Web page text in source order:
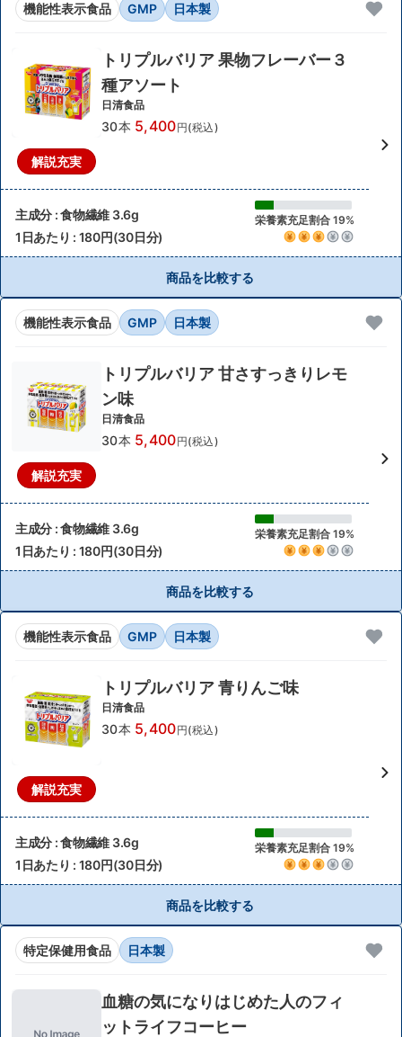
機能性表示食品 GMP 日本製
解説充実
トリプルバリア 果物フレーバー３
種アソート
日清食品
30本 5,400円(税込)
主成分 : 食物繊維 3.6g 栄養素充足割合 19%
1日あたり : 180円(30日分)
商品を比較する
機能性表示食品 GMP 日本製
解説充実
トリプルバリア 甘さすっきりレモ
ン味
日清食品
30本 5,400円(税込)
主成分 : 食物繊維 3.6g 栄養素充足割合 19%
1日あたり : 180円(30日分)
商品を比較する
機能性表示食品 GMP 日本製
解説充実
トリプルバリア 青りんご味
日清食品
30本 5,400円(税込)
主成分 : 食物繊維 3.6g 栄養素充足割合 19%
1日あたり : 180円(30日分)
商品を比較する
特定保健用食品 日本製
血糖の気になりはじめた人のフィ
ットライフコーヒー